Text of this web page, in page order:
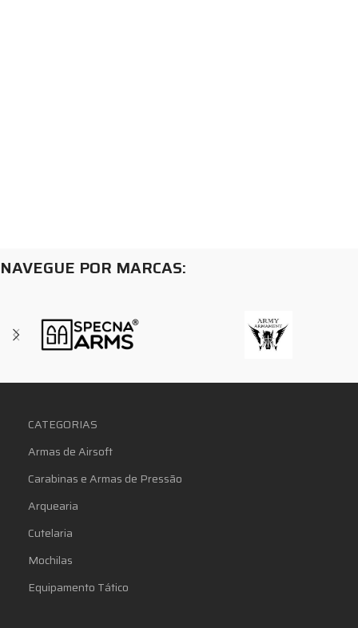
NAVEGUE POR MARCAS:
CATEGORIAS
Armas de Airsoft
Carabinas e Armas de Pressão
Arquearia
Cutelaria
Mochilas
Equipamento Tático